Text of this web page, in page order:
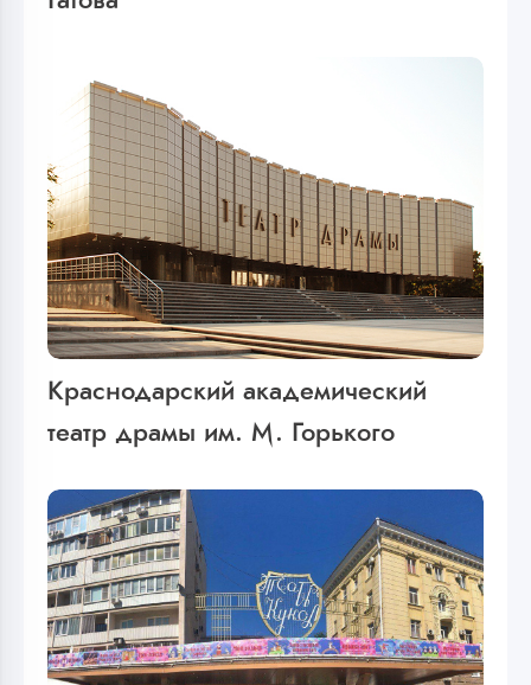
Краснодарский академический
театр драмы им. М. Горького